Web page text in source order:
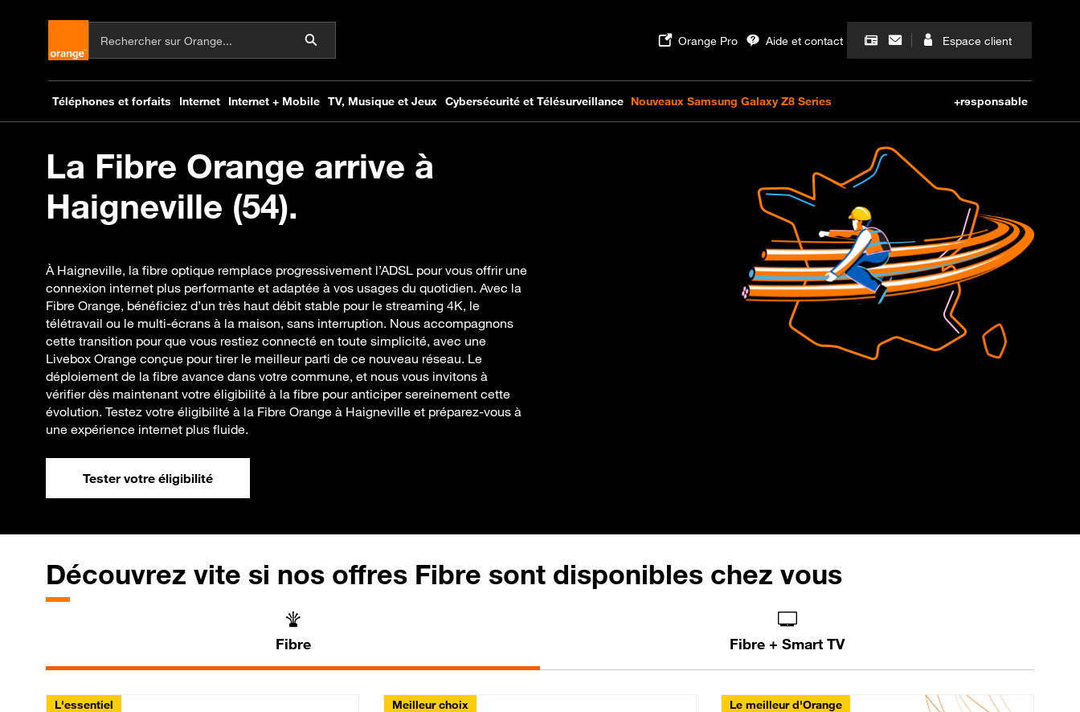
La Fibre Orange arrive à
Haigneville (54).
À Haigneville, la fibre optique remplace progressivement l’ADSL pour vous offrir une
connexion internet plus performante et adaptée à vos usages du quotidien. Avec la
Fibre Orange, bénéficiez d’un très haut débit stable pour le streaming 4K, le
télétravail ou le multi-écrans à la maison, sans interruption. Nous accompagnons
cette transition pour que vous restiez connecté en toute simplicité, avec une
Livebox Orange conçue pour tirer le meilleur parti de ce nouveau réseau. Le
déploiement de la fibre avance dans votre commune, et nous vous invitons à
vérifier dès maintenant votre éligibilité à la fibre pour anticiper sereinement cette
évolution. Testez votre éligibilité à la Fibre Orange à Haigneville et préparez-vous à
une expérience internet plus fluide.
Tester votre éligibilité
Découvrez vite si nos offres Fibre sont disponibles chez vous
Fibre Fibre + Smart TV
L'essentiel Meilleur choix Le meilleur d'Orange